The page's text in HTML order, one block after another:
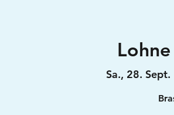
Sa., 28. Sept.